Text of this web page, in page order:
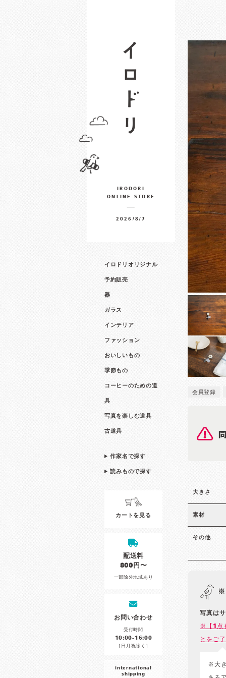
IRODORI
ONLINE STORE
2026/8/7
イロドリオリジナル
予約販売
器
ガラス
インテリア
ファッション
おいしいもの
季節もの
コーヒーのための道
具
写真を楽しむ道具
古道具
作家名で探す
読みもので探す
カートを見る
配送料
800円〜
一部除外地域あり
お問い合わせ
受付時間
10:00-16:00
［日月祝除く］
international
shipping
会員登録
大きさ
素材
その他
※
写真は
※【1点
とをご
※大